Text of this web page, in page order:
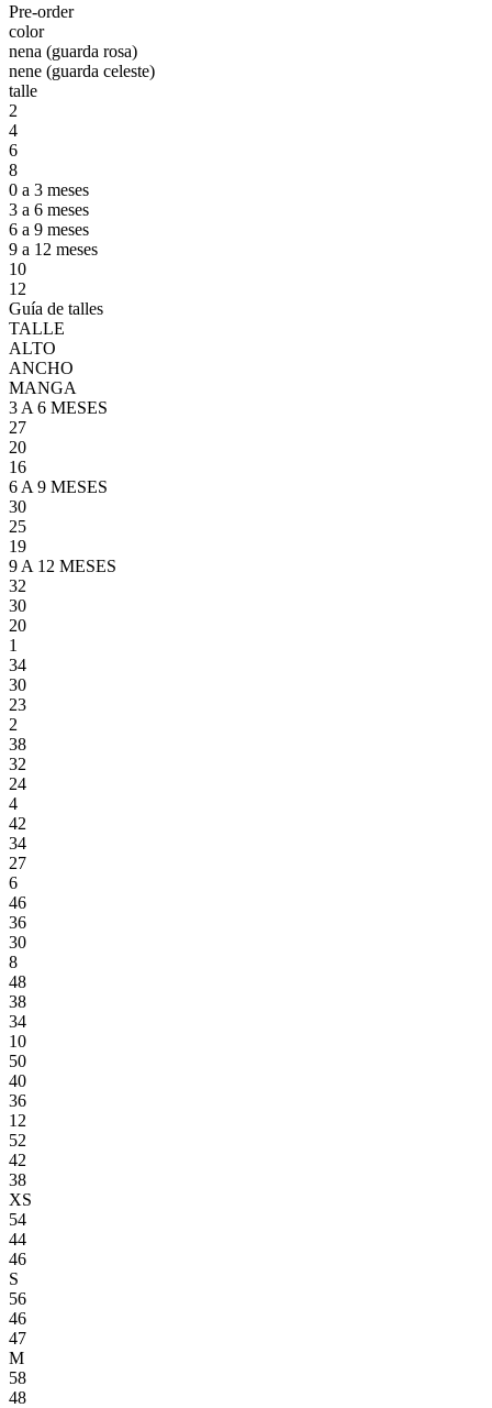
Pre-order
color
nena (guarda rosa)
nene (guarda celeste)
talle
2
4
6
8
0 a 3 meses
3 a 6 meses
6 a 9 meses
9 a 12 meses
10
12
Guía de talles
TALLE
ALTO
ANCHO
MANGA
3 A 6 MESES
27
20
16
6 A 9 MESES
30
25
19
9 A 12 MESES
32
30
20
1
34
30
23
2
38
32
24
4
42
34
27
6
46
36
30
8
48
38
34
10
50
40
36
12
52
42
38
XS
54
44
46
S
56
46
47
M
58
48